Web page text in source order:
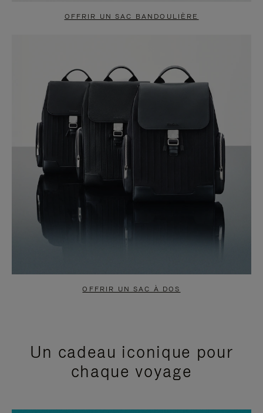
OFFRIR UN SAC BANDOULIÈRE
OFFRIR UN SAC À DOS
Un cadeau iconique pour
chaque voyage